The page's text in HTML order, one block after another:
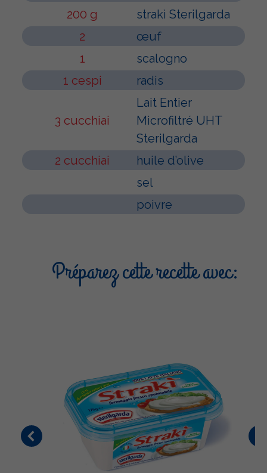
200 g
strakì Sterilgarda
2
œuf
1
scalogno
1 cespi
radis
3 cucchiai
Lait Entier
Microfiltré UHT
Sterilgarda
2 cucchiai
huile d’olive
sel
poivre
Préparez cette recette avec: